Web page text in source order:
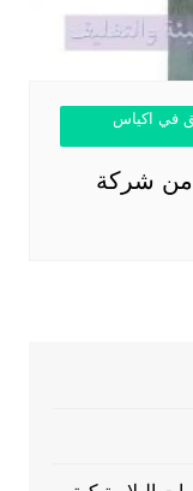
في اكياس
من شركة